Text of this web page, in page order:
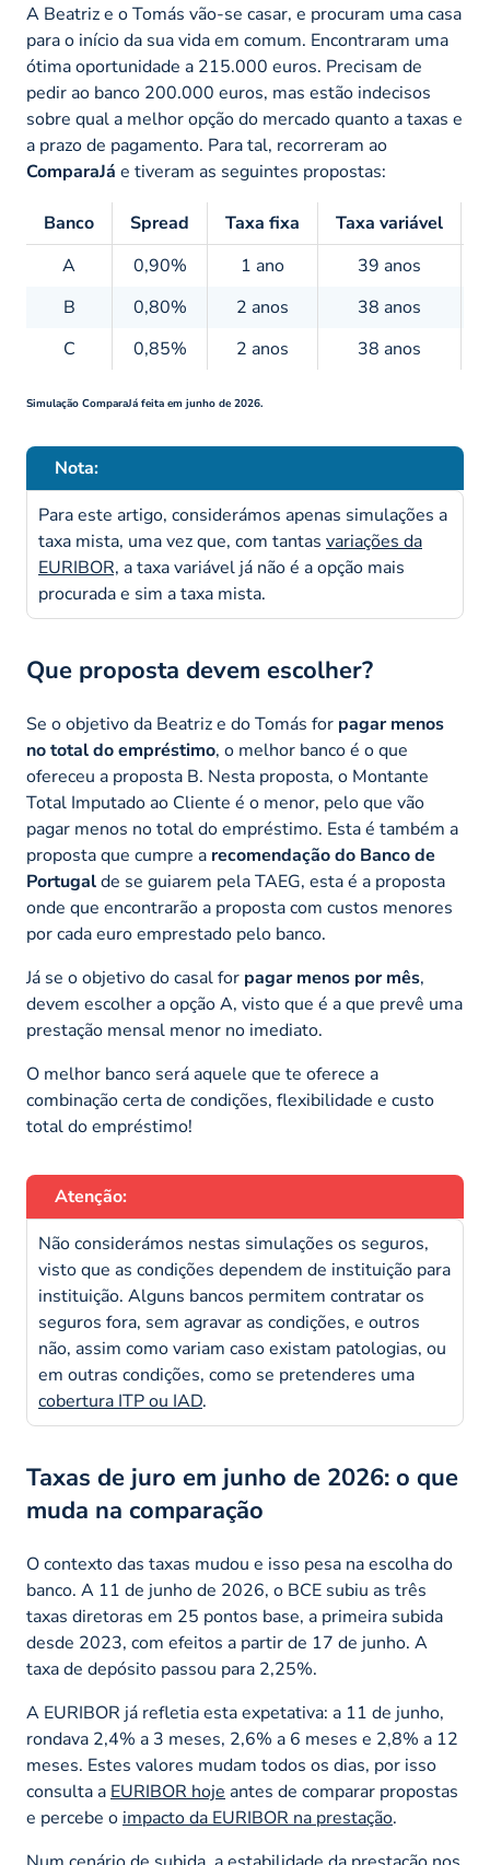
A Beatriz e o Tomás vão-se casar, e procuram uma casa
para o início da sua vida em comum. Encontraram uma
ótima oportunidade a 215.000 euros. Precisam de
pedir ao banco 200.000 euros, mas estão indecisos
sobre qual a melhor opção do mercado quanto a taxas e
a prazo de pagamento. Para tal, recorreram ao
ComparaJá e tiveram as seguintes propostas:
Banco Spread Taxa fixa Taxa variável
A
0,90% 1 ano 39 anos
B
0,80% 2 anos 38 anos
C
0,85% 2 anos 38 anos
Simulação ComparaJá feita em junho de 2026.
Nota:
Para este artigo, considerámos apenas simulações a
taxa mista, uma vez que, com tantas variações da
EURIBOR, a taxa variável já não é a opção mais
procurada e sim a taxa mista.
Que proposta devem escolher?
Se o objetivo da Beatriz e do Tomás for pagar menos
no total do empréstimo, o melhor banco é o que
ofereceu a proposta B. Nesta proposta, o Montante
Total Imputado ao Cliente é o menor, pelo que vão
pagar menos no total do empréstimo. Esta é também a
proposta que cumpre a recomendação do Banco de
Portugalde se guiarem pela TAEG, esta é a proposta
onde que encontrarão a proposta com custos menores
por cada euro emprestado pelo banco.
Já se o objetivo do casal for pagar menos por mês,
devem escolher a opção A, visto que é a que prevê uma
prestação mensal menor no imediato.
O melhor banco será aquele que te oferece a
combinação certa de condições, flexibilidade e custo
total do empréstimo!
Atenção:
Não considerámos nestas simulações os seguros,
visto que as condições dependem de instituição para
instituição. Alguns bancos permitem contratar os
seguros fora, sem agravar as condições, e outros
não, assim como variam caso existam patologias, ou
em outras condições, como se pretenderes uma
cobertura ITP ou IAD.
Taxas de juro em junho de 2026: o que
muda na comparação
O contexto das taxas mudou e isso pesa na escolha do
banco. A 11 de junho de 2026, o BCE subiu as três
taxas diretoras em 25 pontos base, a primeira subida
desde 2023, com efeitos a partir de 17 de junho. A
taxa de depósito passou para 2,25%.
A EURIBOR já refletia esta expetativa: a 11 de junho,
rondava 2,4% a 3 meses, 2,6% a 6 meses e 2,8% a 12
meses. Estes valores mudam todos os dias, por isso
consulta a EURIBOR hoje antes de comparar propostas
e percebe o impacto da EURIBOR na prestação.